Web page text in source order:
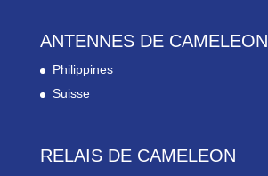
ANTENNES DE CAMELEON
Philippines
Suisse
RELAIS DE CAMELEON